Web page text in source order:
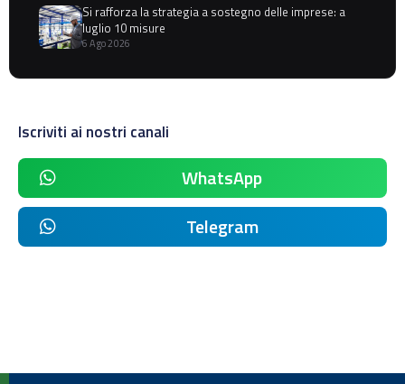
Si rafforza la strategia a sostegno delle imprese: a
luglio 10 misure
6 Ago 2026
Iscriviti ai nostri canali
WhatsApp
Telegram